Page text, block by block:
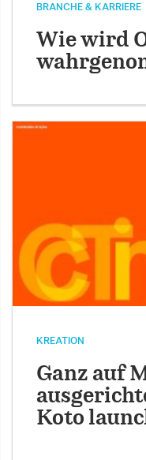
BRANCHE & KARRIERE
Wie wird
KREATION
Ganz auf
Koto